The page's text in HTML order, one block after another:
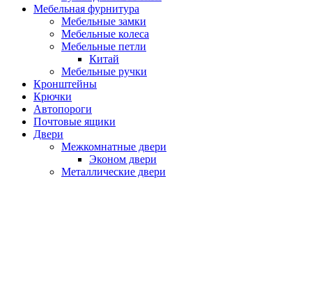
Мебельная фурнитура
Мебельные замки
Мебельные колеса
Мебельные петли
Китай
Мебельные ручки
Кронштейны
Крючки
Автопороги
Почтовые ящики
Двери
Межкомнатные двери
Эконом двери
Металлические двери